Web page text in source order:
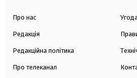
Про нас
Редакція
Редакційна політика
Про телеканал